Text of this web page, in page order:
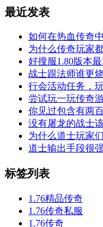
最近发表
如何在热血传奇
为什么传奇玩家
好搜服1.80版本
战士跟法师谁更
行会活动任务，
尝试玩一玩传奇
你见过包含有两
没有屠龙的战士
为什么道士玩家
道士输出手段很强
标签列表
1.76精品传奇
1.76传奇私服
1.76传奇